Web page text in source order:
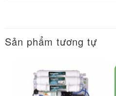
Sản phẩm tương tự